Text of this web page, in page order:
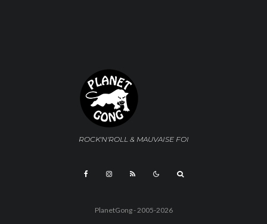
ROCK'N'ROLL & MAUVAISE FOI
PlanetGong - 2005-2026